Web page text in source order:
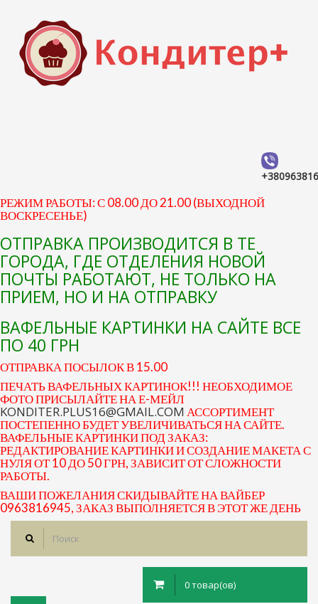
РЕЖИМ РАБОТЫ: С 08.00 ДО 21.00 (ВЫХОДНОЙ
ВОСКРЕСЕНЬЕ)
ОТПРАВКА ПРОИЗВОДИТСЯ В ТЕ
ГОРОДА, ГДЕ ОТДЕЛЕНИЯ НОВОЙ
ПОЧТЫ РАБОТАЮТ, НЕ ТОЛЬКО НА
ПРИЕМ, НО И НА ОТПРАВКУ
ВАФЕЛЬНЫЕ КАРТИНКИ НА САЙТЕ ВСЕ
ПО 40 ГРН
ОТПРАВКА ПОСЫЛОК В 15.00
ПЕЧАТЬ ВАФЕЛЬНЫХ КАРТИНОК!!! НЕОБХОДИМОЕ
ФОТО ПРИСЫЛАЙТЕ НА Е-МЕЙЛ
KONDITER.PLUS16@GMAIL.COM АССОРТИМЕНТ
ПОСТЕПЕННО БУДЕТ УВЕЛИЧИВАТЬСЯ НА САЙТЕ.
ВАФЕЛЬНЫЕ КАРТИНКИ ПОД ЗАКАЗ:
РЕДАКТИРОВАНИЕ КАРТИНКИ И СОЗДАНИЕ МАКЕТА С
НУЛЯ ОТ 10 ДО 50 ГРН, ЗАВИСИТ ОТ СЛОЖНОСТИ
РАБОТЫ.
ВАШИ ПОЖЕЛАНИЯ СКИДЫВАЙТЕ НА ВАЙБЕР
0963816945, ЗАКАЗ ВЫПОЛНЯЕТСЯ В ЭТОТ ЖЕ ДЕНЬ
0 товар(ов)